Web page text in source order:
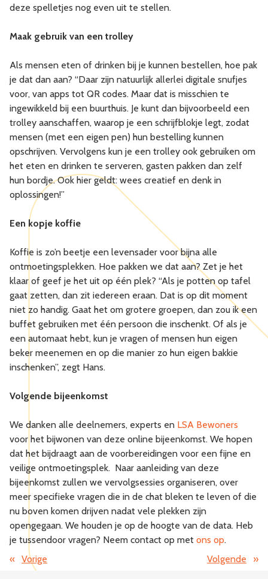
deze spelletjes nog even uit te stellen.
Maak gebruik van een trolley
Als mensen eten of drinken bij je kunnen bestellen, hoe pak
je dat dan aan? “Daar zijn natuurlijk allerlei digitale snufjes
voor, van apps tot QR codes. Maar dat is misschien te
ingewikkeld bij een buurthuis. Je kunt dan bijvoorbeeld een
trolley aanschaffen, waarop je een schrijfblokje legt, zodat
mensen (met een eigen pen) hun bestelling kunnen
opschrijven. Vervolgens kun je een trolley ook gebruiken om
het eten en drinken te serveren, gasten pakken dan zelf
hun bordje. Ook hier geldt: wees creatief en denk in
oplossingen!”
Een kopje koffie
Koffie is zo’n beetje een levensader voor bijna alle
ontmoetingsplekken. Hoe pakken we dat aan? Zet je het
klaar of geef je het uit op één plek? “Als je potten op tafel
gaat zetten, dan zit iedereen eraan. Dat is op dit moment
niet zo handig. Gaat het om grotere groepen, dan zou ik een
buffet gebruiken met één persoon die inschenkt. Of als je
een automaat hebt, kun je vragen of mensen hun eigen
beker meenemen en op die manier zo hun eigen bakkie
inschenken”, zegt Hans.
Volgende bijeenkomst
We danken alle deelnemers, experts en LSA Bewoners
voor het bijwonen van deze online bijeenkomst. We hopen
dat het bijdraagt aan de voorbereidingen voor een fijne en
veilige ontmoetingsplek. Naar aanleiding van deze
bijeenkomst zullen we vervolgsessies organiseren, over
meer specifieke vragen die in de chat bleken te leven of die
nu boven komen drijven nadat vele plekken zijn
opengegaan. We houden je op de hoogte van de data. Heb
je tussendoor vragen? Neem contact op met ons op.
« Vorige Volgende »